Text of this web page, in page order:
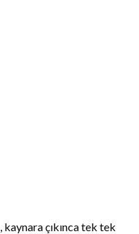
çıkınca tek tek